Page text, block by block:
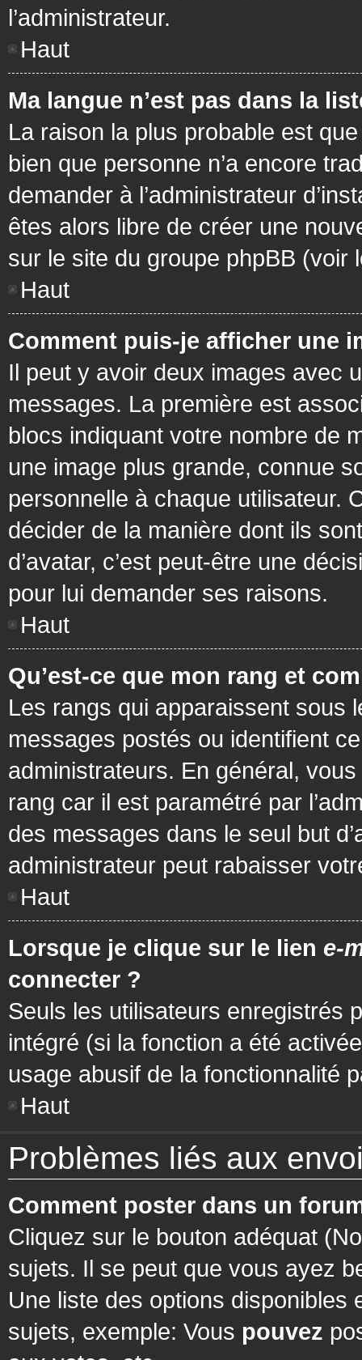
l’administrateur.
Haut
Ma langue n’est pas dans la
La raison la plus probable est
bien que personne n’a encore
demander à l’administrateur
êtes alors libre de créer une
sur le site du groupe phpBB (voir
Haut
Comment puis-je afficher une
Il peut y avoir deux images avec
messages. La première est
blocs indiquant votre nombre de
une image plus grande, connue
personnelle à chaque utilisateur.
décider de la manière dont ils
d’avatar, c’est peut-être une
pour lui demander ses raisons.
Haut
Qu’est-ce que mon rang et
Les rangs qui apparaissent sous
messages postés ou identifient
administrateurs. En général,
rang car il est paramétré par
des messages dans le seul but
administrateur peut rabaisser
Haut
Lorsque je clique sur le lien e-
connecter ?
Seuls les utilisateurs enregistrés
intégré (si la fonction a été
usage abusif de la fonctionnalité
Haut
Problèmes liés aux
Comment poster dans un
Cliquez sur le bouton adéquat
sujets. Il se peut que vous ayez
Une liste des options
sujets, exemple: Vous pouvez